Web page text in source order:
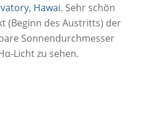
Hawai. Sehr schön
(Beginn des Austritts) der
Sonnendurchmesser
Licht zu sehen.